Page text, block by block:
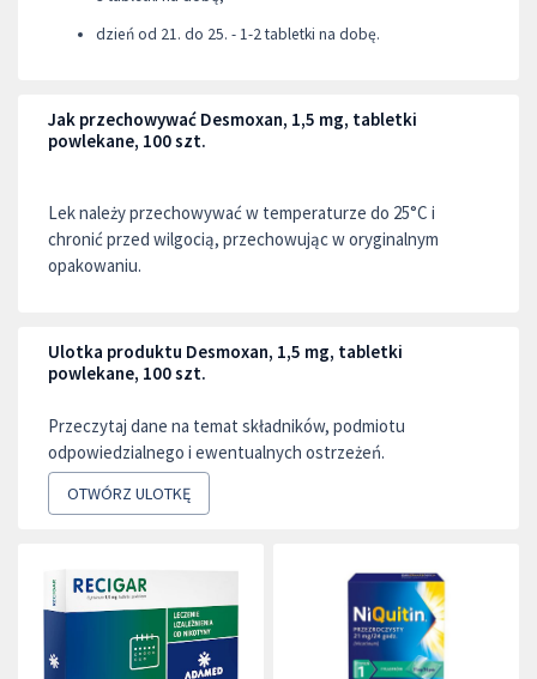
dzień od 21. do 25. - 1-2 tabletki na dobę.
Jak przechowywać Desmoxan, 1,5 mg, tabletki
powlekane, 100 szt.
Lek należy przechowywać w temperaturze do 25°C i
chronić przed wilgocią, przechowując w oryginalnym
opakowaniu.
Ulotka produktu Desmoxan, 1,5 mg, tabletki
powlekane, 100 szt.
Przeczytaj dane na temat składników, podmiotu
odpowiedzialnego i ewentualnych ostrzeżeń.
OTWÓRZ ULOTKĘ